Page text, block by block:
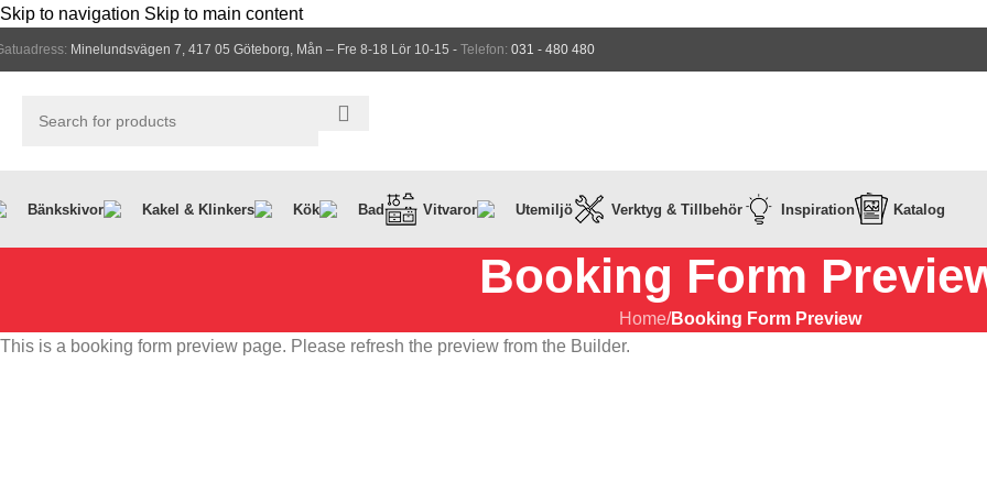
Skip to navigation Skip to main content
Minelundsvägen 7, 417 05 Göteborg, Mån – Fre 8-18 Lör 10-15 - Telefon: 031 - 480 480
Bänkskivor Kakel & Klinkers Kök Bad Vitvaror Utemiljö Verktyg & Tillbehör Inspiration Katalog
Booking Form
Home/Booking Form Preview
This is a booking form preview page. Please refresh the preview from the Builder.